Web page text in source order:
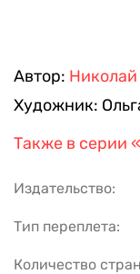
Автор:
Художник:
Также в серии
Издательство:
Тип переплета:
Количество